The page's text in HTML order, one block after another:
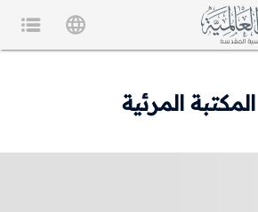
المكتبة المرئية